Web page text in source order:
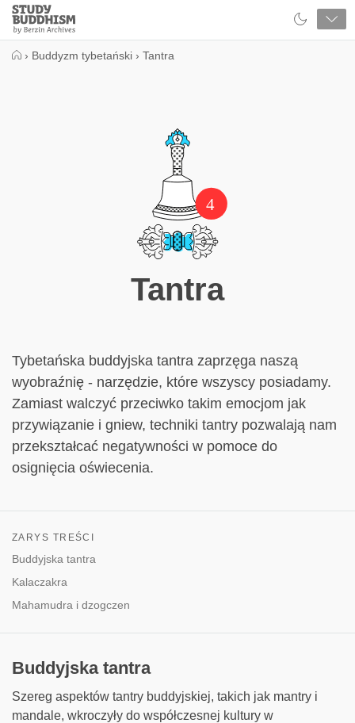
Close
Study
Buddhism
› Buddyzm tybetański › Tantra
4
Tantra
Tybetańska buddyjska tantra zaprzęga naszą
wyobraźnię - narzędzie, które wszyscy posiadamy.
Zamiast walczyć przeciwko takim emocjom jak
przywiązanie i gniew, techniki tantry pozwalają nam
przekształcać negatywności w pomoce do
osignięcia oświecenia.
ZARYS TREŚCI
Buddyjska tantra
Kalaczakra
Mahamudra i dzogczen
Buddyjska tantra
Szereg aspektów tantry buddyjskiej, takich jak mantry i
mandale, wkroczyły do współczesnej kultury w